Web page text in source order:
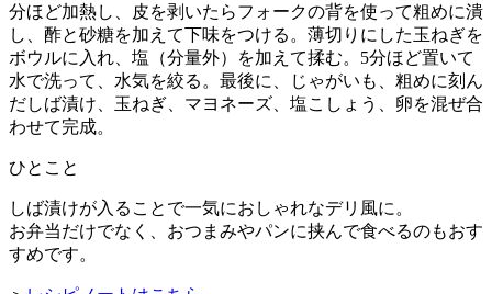
分ほど加熱し、皮を剥いたらフォークの背を使って粗めに潰
し、酢と砂糖を加えて下味をつける。薄切りにした玉ねぎを
ボウルに入れ、塩（分量外）を加えて揉む。5分ほど置いて
水で洗って、水気を絞る。最後に、じゃがいも、粗めに刻ん
だしば漬け、玉ねぎ、マヨネーズ、塩こしょう、卵を混ぜ合
わせて完成。
ひとこと
しば漬けが入ることで一気におしゃれなデリ風に。
お弁当だけでなく、おつまみやパンに挟んで食べるのもおす
すめです。